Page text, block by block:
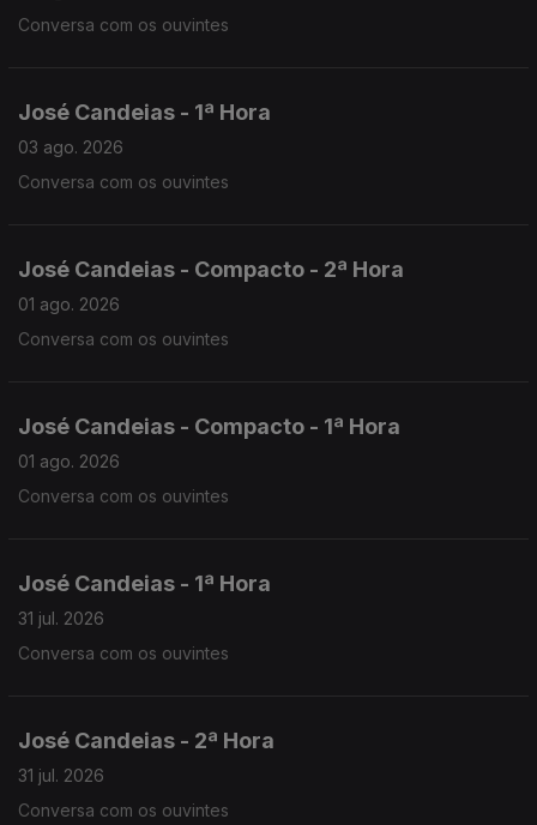
Conversa com os ouvintes
José Candeias - 1ª Hora
03 ago. 2026
Conversa com os ouvintes
José Candeias - Compacto - 2ª Hora
01 ago. 2026
Conversa com os ouvintes
José Candeias - Compacto - 1ª Hora
01 ago. 2026
Conversa com os ouvintes
José Candeias - 1ª Hora
31 jul. 2026
Conversa com os ouvintes
José Candeias - 2ª Hora
31 jul. 2026
Conversa com os ouvintes